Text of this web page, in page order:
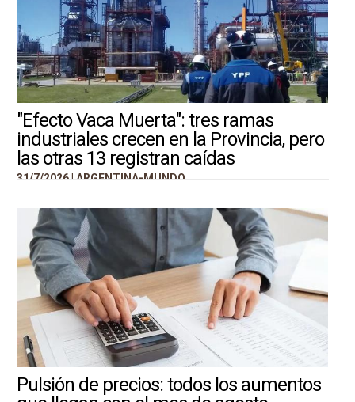
"Efecto Vaca Muerta": tres ramas
industriales crecen en la Provincia, pero
las otras 13 registran caídas
31/7/2026 | ARGENTINA-MUNDO
Pulsión de precios: todos los aumentos